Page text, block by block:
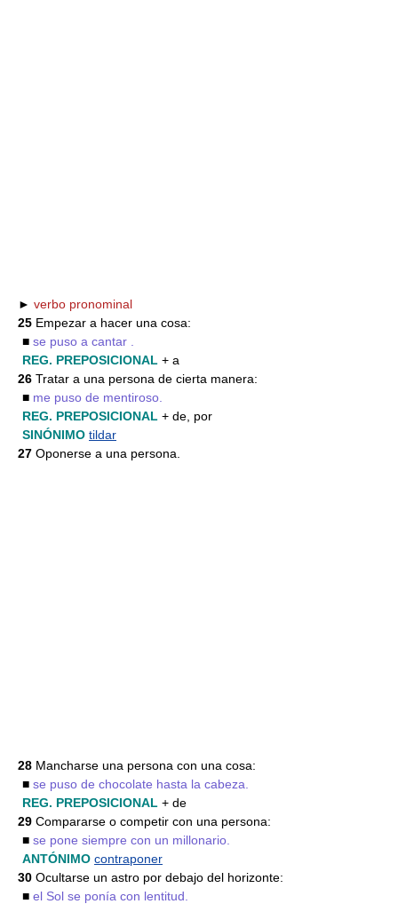
► verbo pronominal
25 Empezar a hacer una cosa:
■ se puso a cantar .
REG. PREPOSICIONAL + a
26 Tratar a una persona de cierta manera:
■ me puso de mentiroso.
REG. PREPOSICIONAL + de, por
SINÓNIMO tildar
27 Oponerse a una persona.
28 Mancharse una persona con una cosa:
■ se puso de chocolate hasta la cabeza.
REG. PREPOSICIONAL + de
29 Compararse o competir con una persona:
■ se pone siempre con un millonario.
ANTÓNIMO contraponer
30 Ocultarse un astro por debajo del horizonte:
■ el Sol se ponía con lentitud.